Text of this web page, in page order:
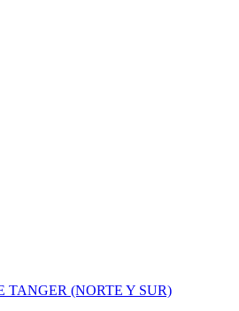
TANGER (NORTE Y SUR)